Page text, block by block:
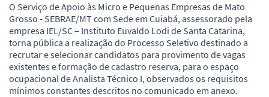
O Serviço de Apoio às Micro e Pequenas Empresas de Mato
Grosso - SEBRAE/MT com Sede em Cuiabá, assessorado pela
empresa IEL/SC – Instituto Euvaldo Lodi de Santa Catarina,
torna pública a realização do Processo Seletivo destinado a
recrutar e selecionar candidatos para provimento de vagas
existentes e formação de cadastro reserva, para o espaço
ocupacional de Analista Técnico I, observados os requisitos
mínimos constantes descritos no comunicado em anexo.